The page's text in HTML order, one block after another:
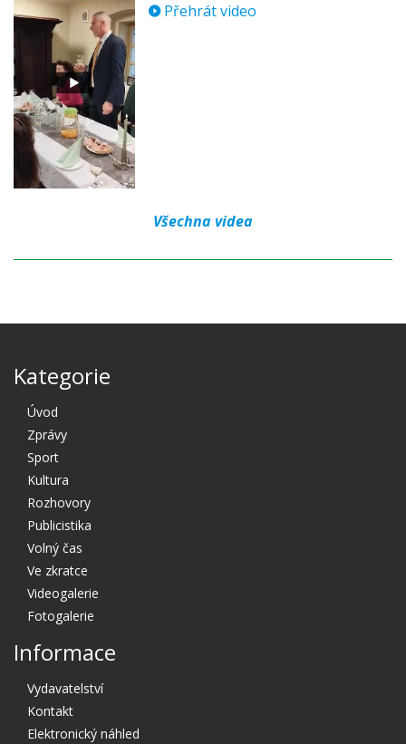
Přehrát video
Všechna videa
Kategorie
Úvod
Zprávy
Sport
Kultura
Rozhovory
Publicistika
Volný čas
Ve zkratce
Videogalerie
Fotogalerie
Informace
Vydavatelství
Kontakt
Elektronický náhled